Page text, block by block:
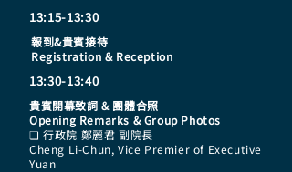
13:15-13:30
報到&貴賓接待
Registration & Reception
13:30-13:40
貴賓開幕致詞 & 團體合照
Opening Remarks & Group Photos
❏ 行政院 鄭麗君 副院長
Cheng Li-Chun, Vice Premier of Executive
Yuan